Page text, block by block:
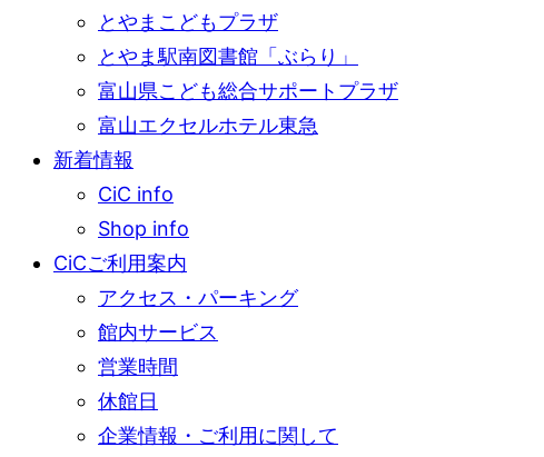
とやまこどもプラザ
とやま駅南図書館「ぶらり」
富山県こども総合サポートプラザ
富山エクセルホテル東急
新着情報
CiC info
Shop info
CiCご利用案内
アクセス・パーキング
館内サービス
営業時間
休館日
企業情報・ご利用に関して